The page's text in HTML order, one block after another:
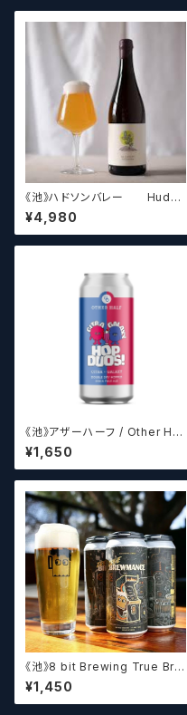
《池》ハドソンバレー Hudso
n Valley Blossom
¥4,980
《池》アザーハーフ / Other Hal
f Brewing Hop Duos! - Citr
a + Galaxy 【クラフトビールシ
ザーズ】
¥1,650
《池》8 bit Brewing True Bre
wmance (473ml) / トゥルー
ブルーマンス【クラフトビール】
¥1,450